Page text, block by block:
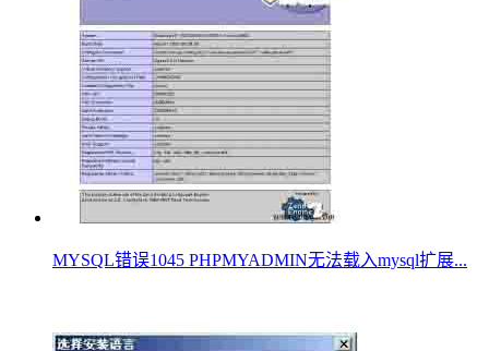
MYSQL错误1045 PHPMYADMIN无法载入mysql扩展...